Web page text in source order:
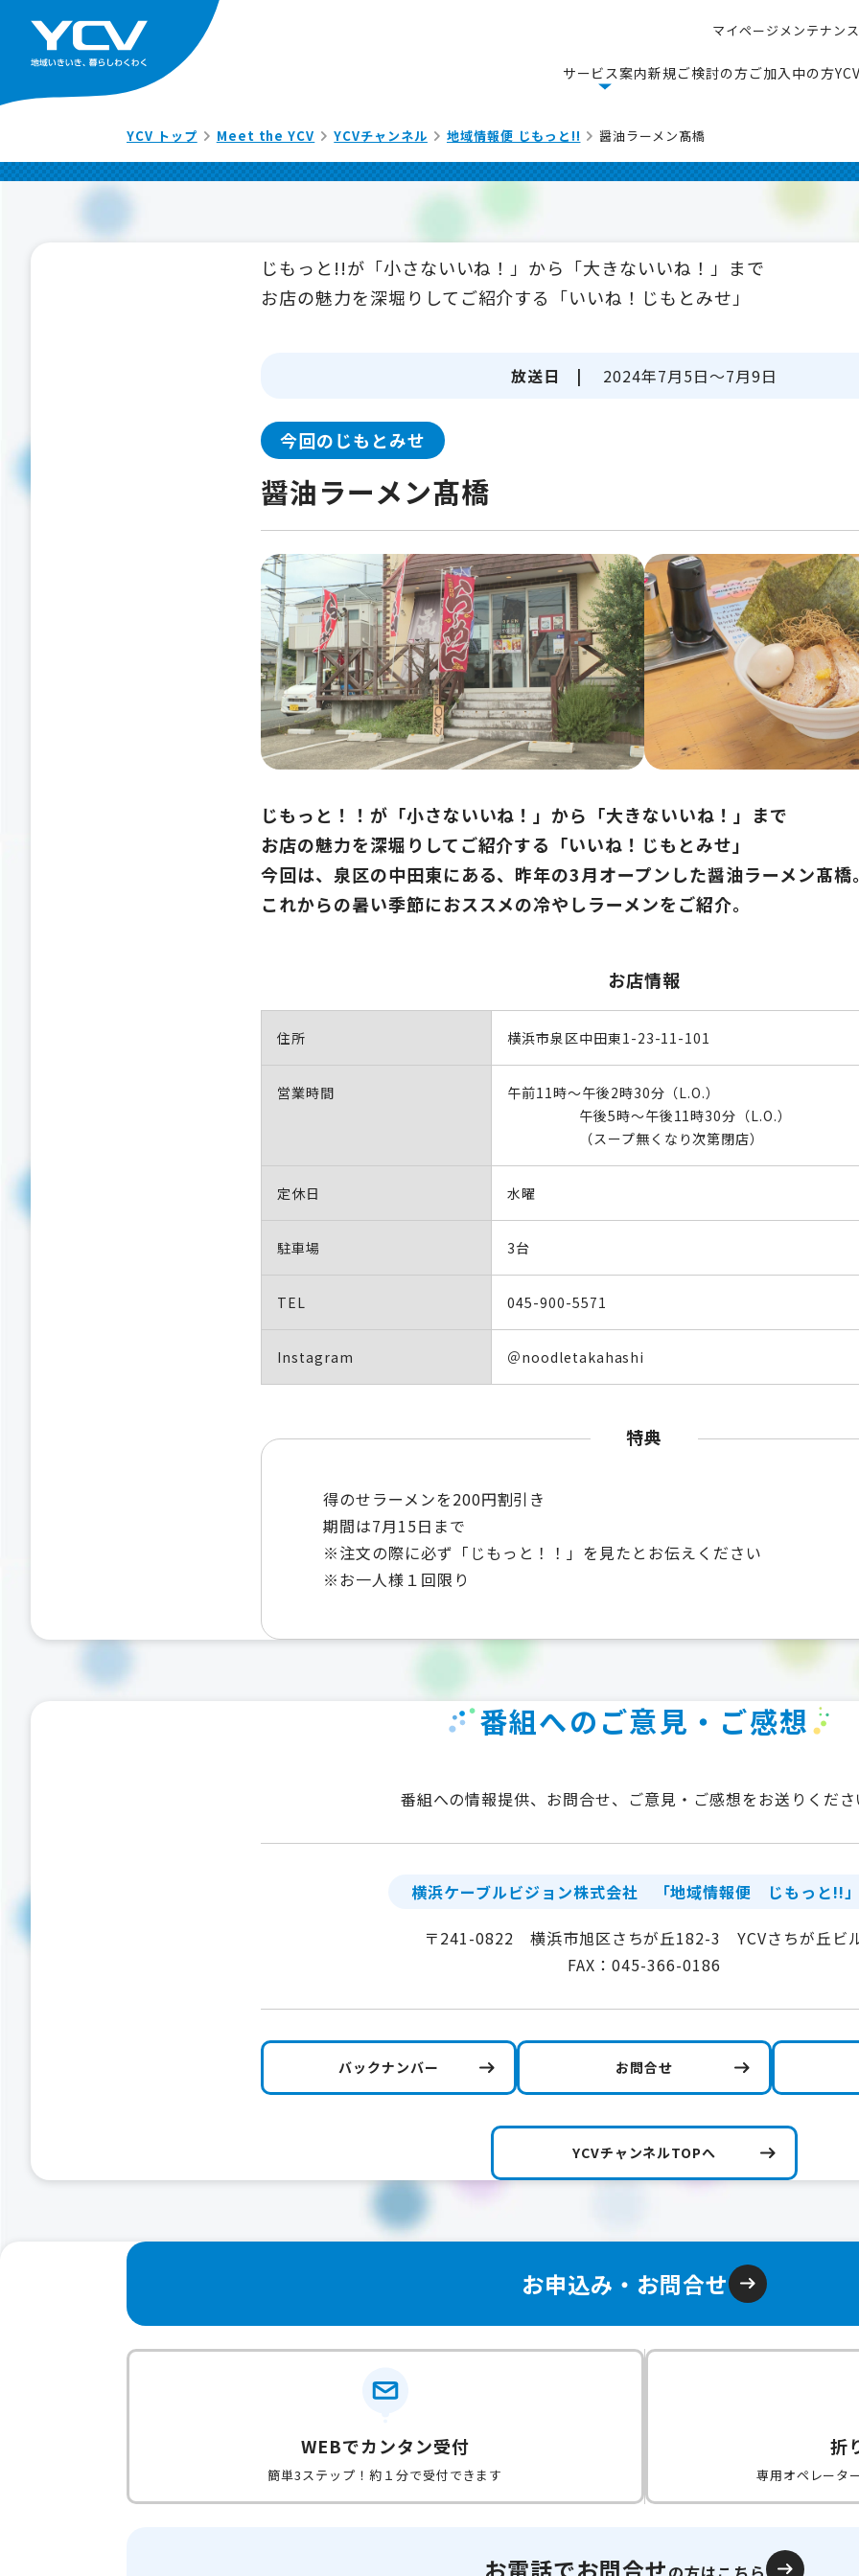
マイページ メ ンテナ ン ス
サービ ス案内
ビス
新規ご検討の方ご加入 中の方YC
YCV トップ Meet the YCV YCVチャンネル 地域情報便 じもっと!! 醤油ラーメン髙橋
じもっと!!が「小さないいね！」から「大きないいね！」まで
お店の魅力を深堀りしてご紹介する「いいね！じもとみせ」
放送日 | 2024年7月5日～7月9日
今回のじもとみせ
醤油ラーメン髙橋
じもっと！！が「小さないいね！」から「大きないいね！」まで
お店の魅力を深堀りしてご紹介する「いいね！じもとみせ」
今回は、泉区の中田東にある、昨年の3月オープンした醤油ラーメン髙橋
これからの暑い季節におススメの冷やしラーメンをご紹介。
お店情報
住所 横浜市泉区中田東1-23-11-101
営業時間
午前11時～午後2時30分（L.O.）
午後5時～午後11時30分（L.O.）
（スープ無くなり次第閉店）
定休日 水曜
駐車場 3台
TEL 045-900-5571
Instagram ＠noodletakahashi
特典
得のせラーメンを200円割引き
期間は7月15日まで
※注文の際に必ず「じもっと！！」を見たとお伝えください
※お一人様１回限り
番組へのご意見・ご感想
番組への情報提供、お問合せ、ご意見・ご感想をお送りくだ
横浜ケーブルビジョン株式会社
「地域情報便 じもっと!!
〒241-0822 横浜市旭区さちが丘182-3 YCVさちが丘ビ
FAX：045-366-0186
バックナンバー お問合せ
YCVチャンネルTOPへ
お申込み・お問合せ
WEBでカンタン受付
簡単3ステップ！約１分で受付できます
折
専用オペレータ
お電話でお問合せ